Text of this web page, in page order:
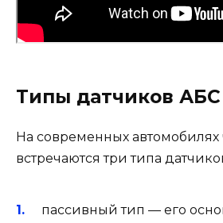
Типы датчиков АБС
На современных автомобилях
встречаются три типа
пассивный тип — его